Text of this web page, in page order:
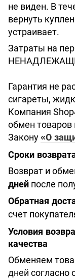
не виден. В
вернуть
устраивает.
Затраты на
Гарантия не
сигареты,
Компания
обмен товаров
Закону «О
Сроки
Возврат и
дней после
Обратная
счет
Условия
качества
Обменяем
дней согласно